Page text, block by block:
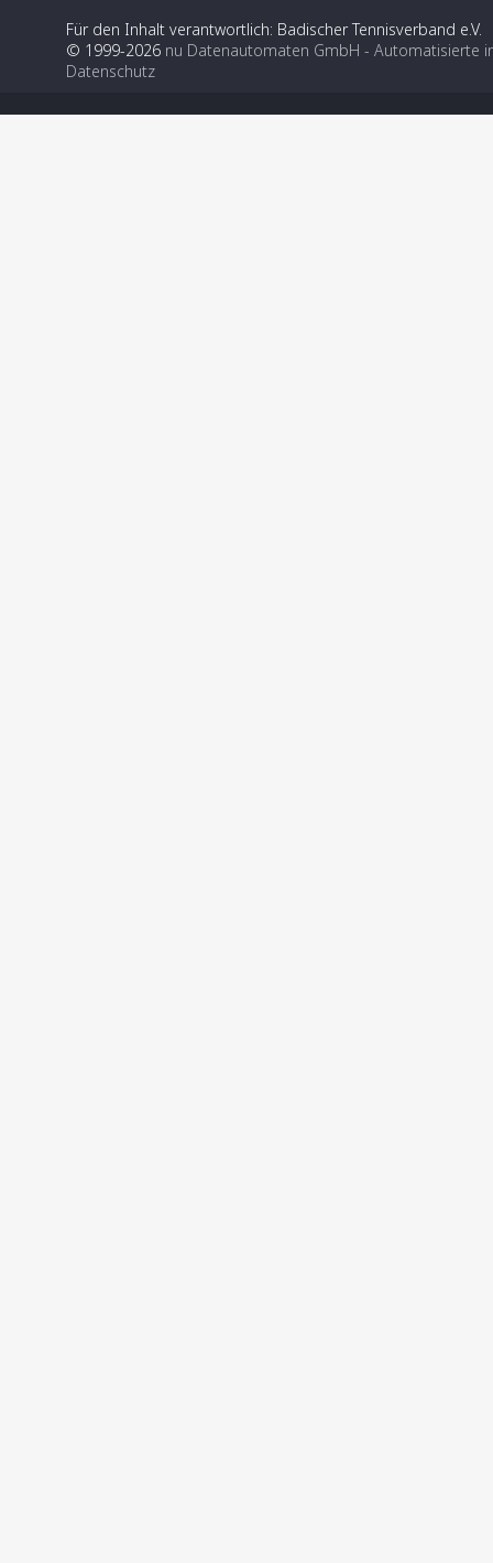
Für den Inhalt verantwortlich: Badischer Tennisverband e.V.
© 1999-2026 nu Datenautomaten GmbH - Automatisierte
Datenschutz